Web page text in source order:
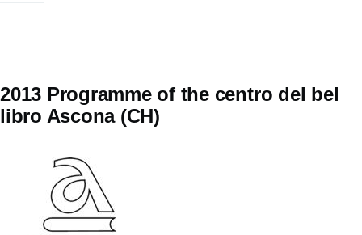
2013 Programme of the centro del bel
libro Ascona (CH)